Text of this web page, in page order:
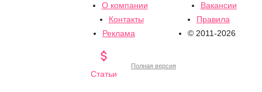
О компании
Вакансии
Контакты
Правила
Реклама
© 2011-2026

Статьи
Полная версия